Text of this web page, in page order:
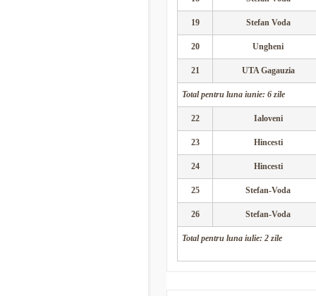
19 Stefan Voda
20 Ungheni
21 UTA Gagauzia
Total pentru luna iunie: 6 zile
22 Ialoveni
23 Hincesti
24 Hincesti
25 Stefan-Voda
26 Stefan-Voda
Total pentru luna iulie: 2 zile